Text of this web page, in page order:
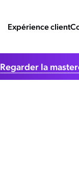
Expérience client
Regarder la